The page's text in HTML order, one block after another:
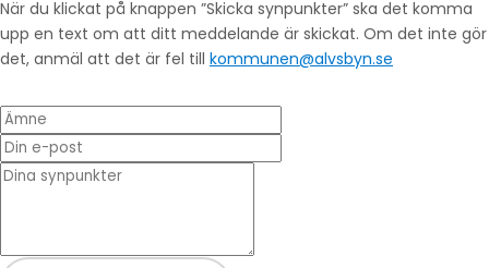
När du klickat på knappen ”Skicka synpunkter” ska det komma
upp en text om att ditt meddelande är skickat. Om det inte gör
det, anmäl att det är fel till kommunen@alvsbyn.se
Ämne
Din e-post
* Dina synpunkter